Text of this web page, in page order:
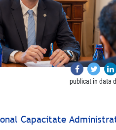
publicat în data
Capacitate